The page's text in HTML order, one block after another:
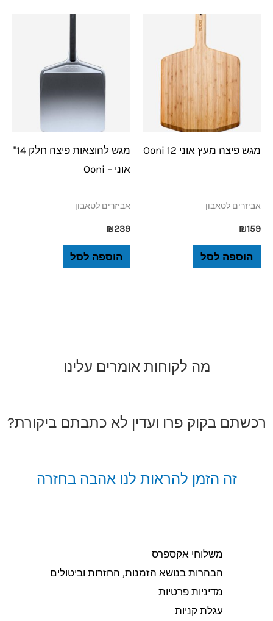
מגש פיצה מעץ אוני 12 Ooni
אביזרים לטאבון
₪159
הוספה לסל
מגש להוצאות פיצה חלק 14"
אוני – Ooni
אביזרים לטאבון
₪239
הוספה לסל
מה לקוחות אומרים עלינו
רכשתם בקוק פרו ועדין לא כתבתם ביקורת?
זה הזמן להראות לנו אהבה בחזרה
משלוחי אקספרס
הבהרות בנושא הזמנות, החזרות וביטולים​
מדיניות פרטיות
עגלת קניות